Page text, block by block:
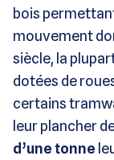
bois
mouvement
siècle, la
dotées de
certains
leur plancher
d’une tonne